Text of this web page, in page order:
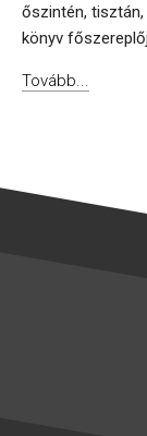
őszintén,
könyv
Tovább...